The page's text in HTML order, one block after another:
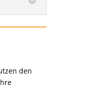
den